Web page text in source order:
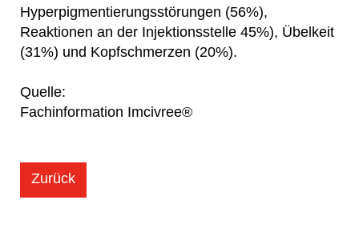
Hyperpigmentierungsstörungen (56%),
Reaktionen an der Injektionsstelle 45%), Übelkeit
(31%) und Kopfschmerzen (20%).
Quelle:
Fachinformation Imcivree®
Zurück